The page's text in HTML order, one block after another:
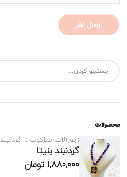
محصولات
زیورآلات طلاکوب گردنبند
گردنبند بنیتا
1,880,000تومان